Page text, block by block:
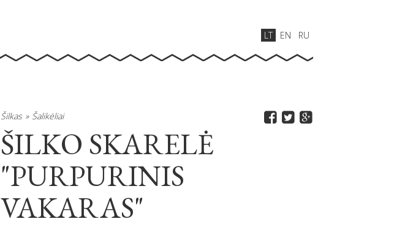
LT EN RU
Šilkas Šalikėliai
ŠILKO SKARELĖ
"PURPURINIS
VAKARAS"